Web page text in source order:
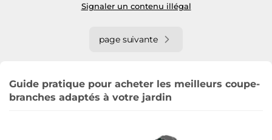
Signaler un contenu illégal
page suivante
Guide pratique pour acheter les meilleurs coupe-
branches adaptés à votre jardin